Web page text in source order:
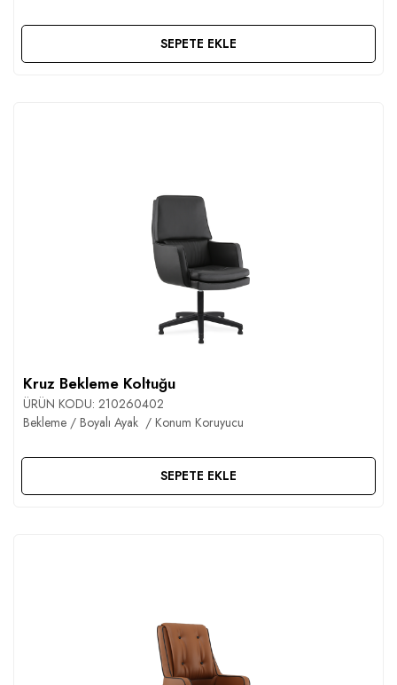
SEPETE EKLE
Kruz Bekleme Koltuğu
ÜRÜN KODU: 210260402
Bekleme / Boyalı Ayak / Konum Koruyucu
SEPETE EKLE